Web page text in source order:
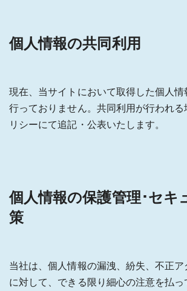
個人情報の共同利用
現在、当サイトにおいて取得した個人
行っておりません。共同利用が行われ
リシーにて追記・公表いたします。
個人情報の保護管理･セキ
策
当社は、個人情報の漏洩、紛失、不正
に対して、できる限り細心の注意を払